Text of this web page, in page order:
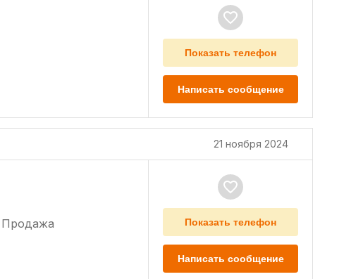
Показать телефон
Написать сообщение
21 ноября 2024
Продажа Показать телефон
Написать сообщение